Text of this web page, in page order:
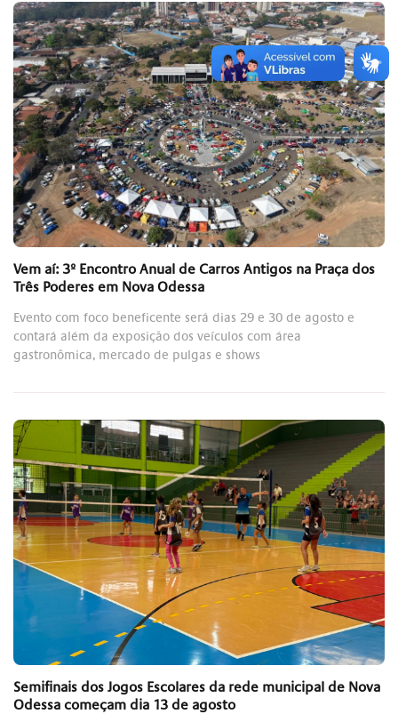
Vem aí: 3º Encontro Anual de Carros Antigos na Praça dos
Três Poderes em Nova Odessa
Evento com foco beneficente será dias 29 e 30 de agosto e
contará além da exposição dos veículos com área
gastronômica, mercado de pulgas e shows
Semifinais dos Jogos Escolares da rede municipal de Nova
Odessa começam dia 13 de agosto